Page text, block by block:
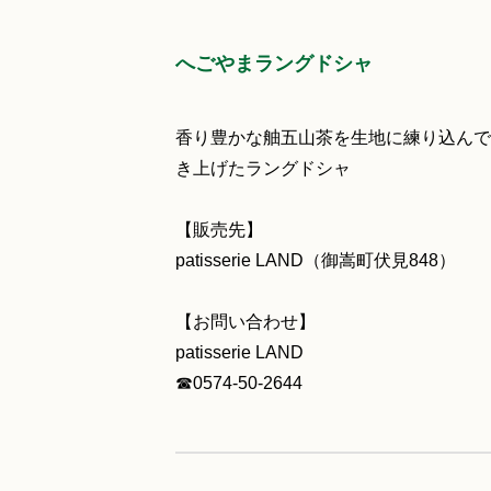
へごやまラングドシャ
香り豊かな舳五山茶を生地に練り込ん
き上げたラングドシャ
【販売先】
patisserie LAND（御嵩町伏見848）
【お問い合わせ】
patisserie LAND
☎0574-50-2644